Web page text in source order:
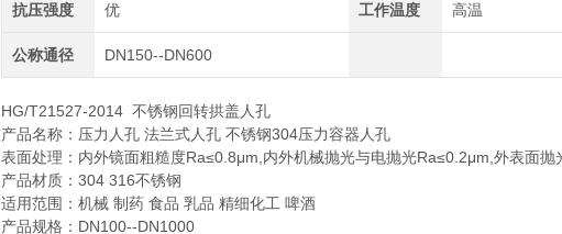
抗压强度 优 工作温度 高温
公称通径 DN150--DN600
HG/T21527-2014 不锈钢回转拱盖人孔
产品名称：压力人孔 法兰式人孔 不锈钢304压力容器人孔
表面处理：内外镜面粗糙度Ra≤0.8μm,内外机械抛光与电抛光Ra≤0.2μm,外表面抛
产品材质：304 316不锈钢
适用范围：机械 制药 食品 乳品 精细化工 啤酒
产品规格：DN100--DN1000